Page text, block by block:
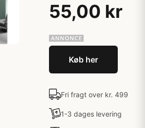
55,00 kr
Køb her
Fri fragt over kr. 499
1-3 dages levering